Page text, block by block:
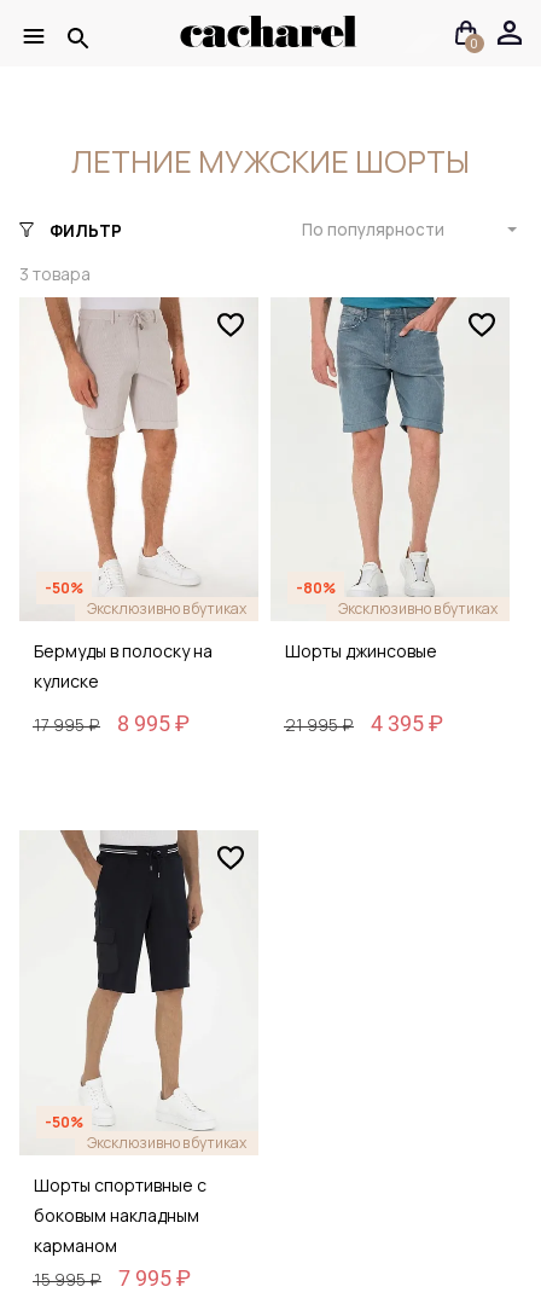
0
ЛЕТНИЕ МУЖСКИЕ ШОРТЫ
ФИЛЬТР
3 товара
По популярности
-50%
Эксклюзивно в бутиках
Бермуды в полоску на
кулиске
17 995 ₽
8 995 ₽
-80%
Эксклюзивно в бутиках
Шорты джинсовые
21 995 ₽ 4 395 ₽
-50%
Эксклюзивно в бутиках
Шорты спортивные с
боковым накладным
карманом
15 995 ₽
7 995 ₽